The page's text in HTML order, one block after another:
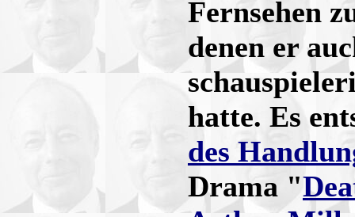
Fernsehen
denen er
hatte. Es
des
Drama "